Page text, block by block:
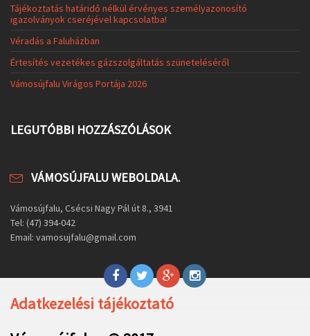
Tájékoztatás határidő nélkül érvényes személyazonosító
igazolványok cseréjével kapcsolatba!
Véradás a Faluházban
Értesítés vezetékes gázszolgáltatás szüneteléséről
Vámosújfalu Virágos Portája 2026
LEGUTÓBBI HOZZÁSZÓLÁSOK
VÁMOSÚJFALU WEBOLDALA.
Vámosújfalu, Csécsi Nagy Pál út 8., 3941
Tel: (47) 394-042
Email: vamosujfalu@gmail.com
Adatkezelési tájékoztató